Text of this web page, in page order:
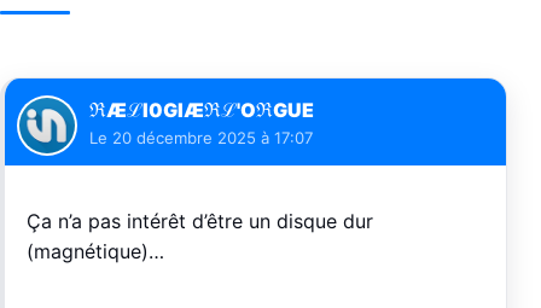
ℜÆℒI0GIÆℜℒ'OℜGUE
Le 20 décembre 2025 à 17:07
Ça n’a pas intérêt d’être un disque dur
(magnétique)…